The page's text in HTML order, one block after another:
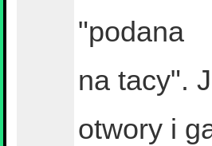
"podana
na tacy".
otwory i